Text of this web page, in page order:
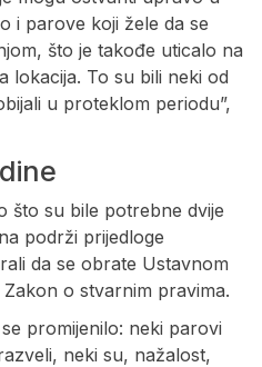
i parove koji žele da se
što je takođe uticalo na
lokacija. To su bili neki od
u proteklom periodu”,
što su bile potrebne dvije
podrži prijedloge
da se obrate Ustavnom
o stvarnim pravima.
promijenilo: neki parovi
neki su, nažalost,